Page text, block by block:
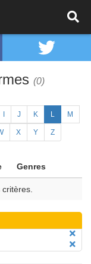
(0)
J K L M
X Y Z
Genres